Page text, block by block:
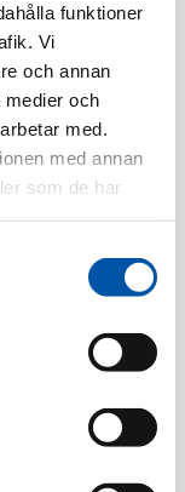
funktioner
Vi
och annan
medier och
med.
med annan
som de har